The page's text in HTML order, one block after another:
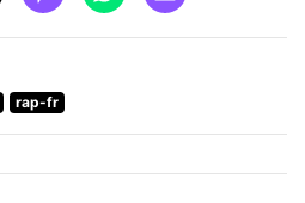
rap-fr